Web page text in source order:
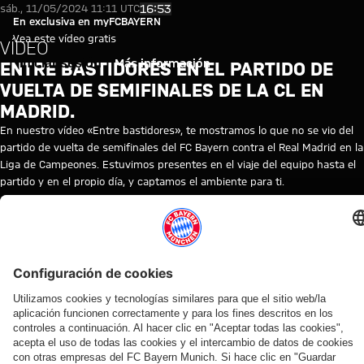
Entre bastidores en el partido
Reproducir vídeo
En exclusiva en myFCBAYERN
Vea este vídeo gratis
Iniciar sesión Más información
sáb., 11/05/2024 11:11 UTC16:53
VÍDEO
ENTRE BASTIDORES EN EL PARTIDO DE
VUELTA DE SEMIFINALES DE LA CL EN
MADRID.
En nuestro vídeo «Entre bastidores», te mostramos lo que no se vio del
partido de vuelta de semifinales del FC Bayern contra el Real Madrid en la
Liga de Campeones. Estuvimos presentes en el viaje del equipo hasta el
partido y en el propio día, y captamos el ambiente para ti.
TEMAS DE ESTE VÍDEO
TV
CAMPEONES
MYFCBAYERN
VÍDEOS RELACIONADOS
Vídeo
AUDI
FOOTBALL
SUMMIT
Vídeo
EN
VÍDEO
Manuel
Vídeo
EN
VÍDEO
La
VídeoEntrevista
AUDI
SUMMER
TOUR
Vídeo
EN DIFERIDO
Así fue el
último
Vídeo
EN
DIFERIDO
La rueda
Vídeo
VÍDEO
ENTRE
BASTIDORES
Vídeo
VÍDEO
Jonas
Urbig,